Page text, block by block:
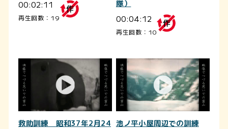
00:02:11
再生回数：19
隊）
00:04:12
再生回数：10
救助訓練 昭和37年2月24 池ノ平小屋周辺での訓練